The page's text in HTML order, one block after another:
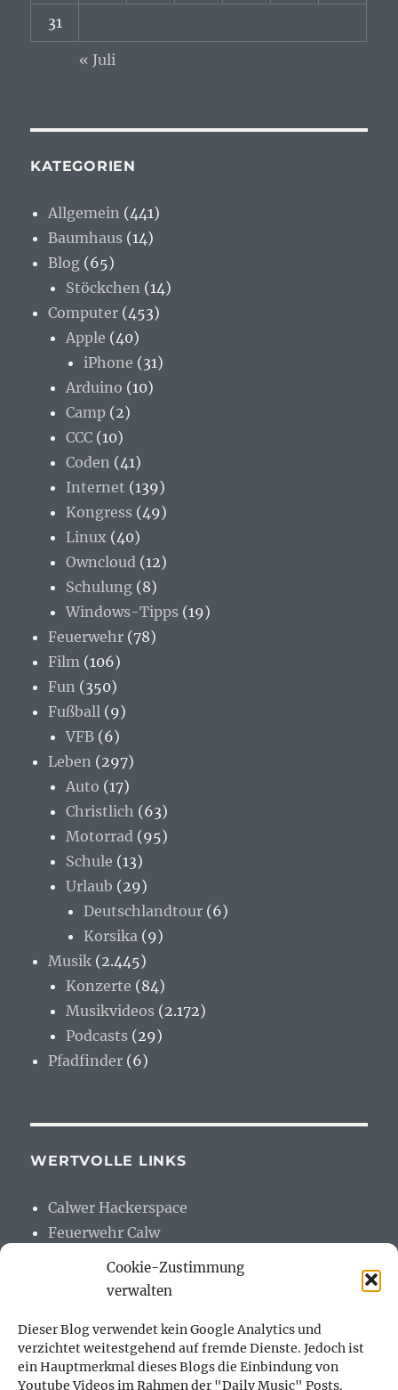
Cookie-Zustimmung
verwalten
Dieser Blog verwendet kein Google Analytics und
verzichtet weitestgehend auf fremde Dienste. Jedoch ist
ein Hauptmerkmal dieses Blogs die Einbindung von
Youtube Videos im Rahmen der "Daily Music" Posts.
31
« Juli
KATEGORIEN
Allgemein (441)
Baumhaus (14)
Blog (65)
Stöckchen (14)
Computer (453)
Apple (40)
iPhone (31)
Arduino (10)
Camp (2)
CCC (10)
Coden (41)
Internet (139)
Kongress (49)
Linux (40)
Owncloud (12)
Schulung (8)
Windows-Tipps (19)
Feuerwehr (78)
Film (106)
Fun (350)
Fußball (9)
VFB (6)
Leben (297)
Auto (17)
Christlich (63)
Motorrad (95)
Schule (13)
Urlaub (29)
Deutschlandtour (6)
Korsika (9)
Musik (2.445)
Konzerte (84)
Musikvideos (2.172)
Podcasts (29)
Pfadfinder (6)
WERTVOLLE LINKS
Calwer Hackerspace
Feuerwehr Calw
Netzmafia